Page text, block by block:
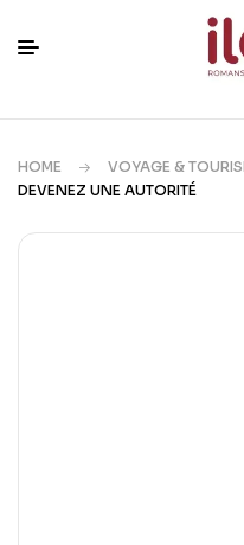
HOME VOYAGE &
DEVENEZ UNE AUTORITÉ